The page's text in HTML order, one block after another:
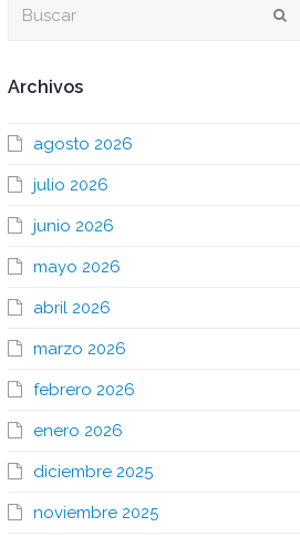
Archivos
agosto 2026
julio 2026
junio 2026
mayo 2026
abril 2026
marzo 2026
febrero 2026
enero 2026
diciembre 2025
noviembre 2025